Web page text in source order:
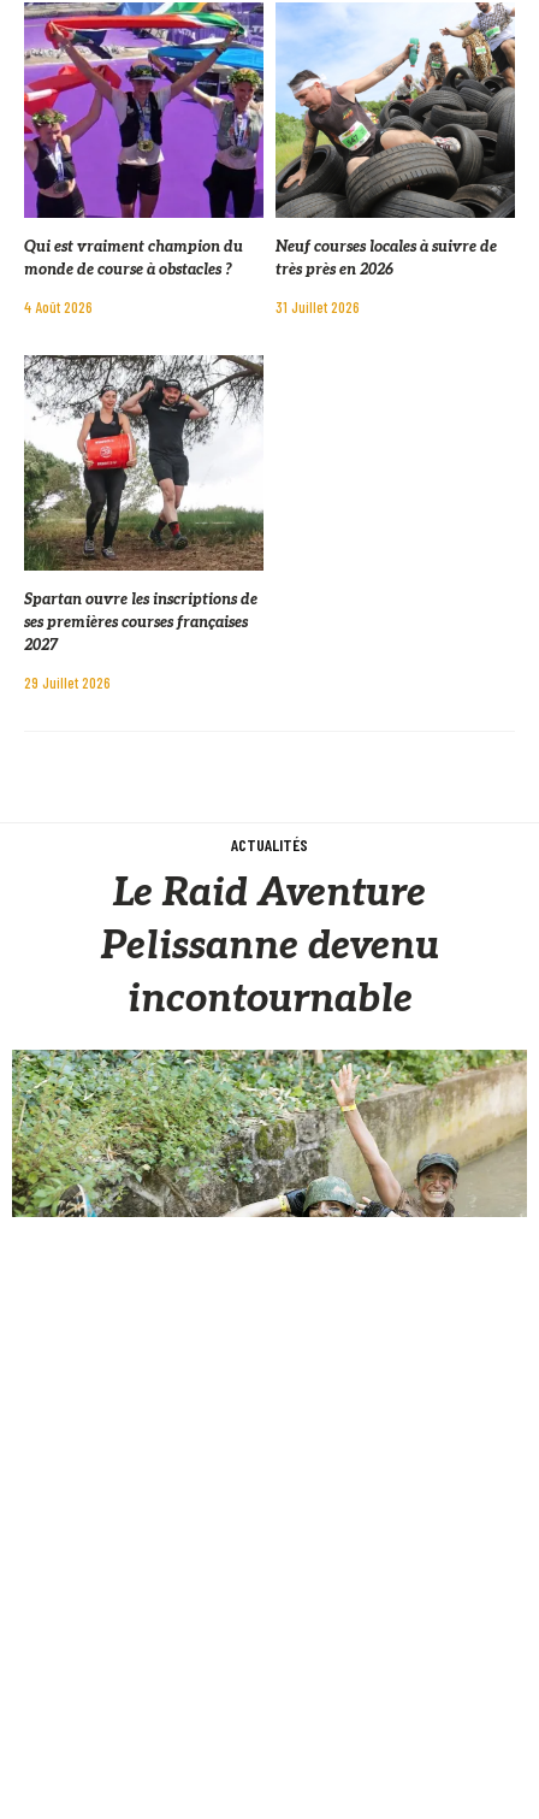
Qui est vraiment champion du
monde de course à obstacles ?
4 Août 2026
Neuf courses locales à suivre de
très près en 2026
31 Juillet 2026
Spartan ouvre les inscriptions de
ses premières courses françaises
2027
29 Juillet 2026
ACTUALITÉS
Le Raid Aventure
Pelissanne devenu
incontournable